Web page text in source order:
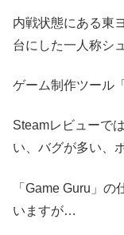
内戦状態にある東
台にした一人称シ
ゲーム制作ツール
Steamレビューで
い、バグが多い、
「Game Guru」
いますが…